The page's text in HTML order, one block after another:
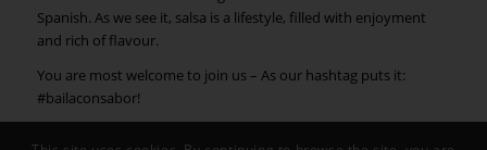
Spanish. As we see it, salsa is a lifestyle, filled with enjoyment
and rich of flavour.
You are most welcome to join us – As our hashtag puts it:
#bailaconsabor!